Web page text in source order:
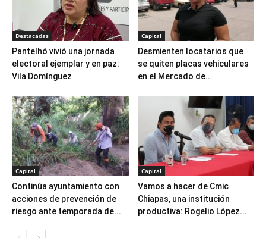
Destacadas
Pantelhó vivió una jornada
electoral ejemplar y en paz:
Vila Domínguez
Capital
Desmienten locatarios que
se quiten placas vehiculares
en el Mercado de...
Capital
Continúa ayuntamiento con
acciones de prevención de
riesgo ante temporada de...
Capital
Vamos a hacer de Cmic
Chiapas, una institución
productiva: Rogelio López...